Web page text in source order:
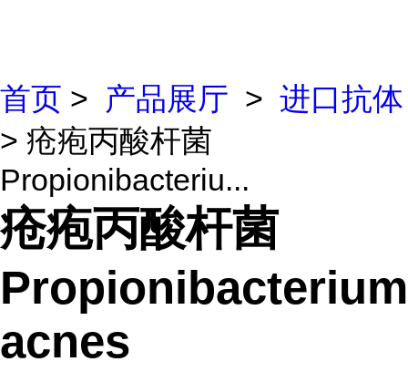
首页 > 产品展厅 > 进口抗体
> 疮疱丙酸杆菌
Propionibacteriu...
疮疱丙酸杆菌
Propionibacterium
acnes